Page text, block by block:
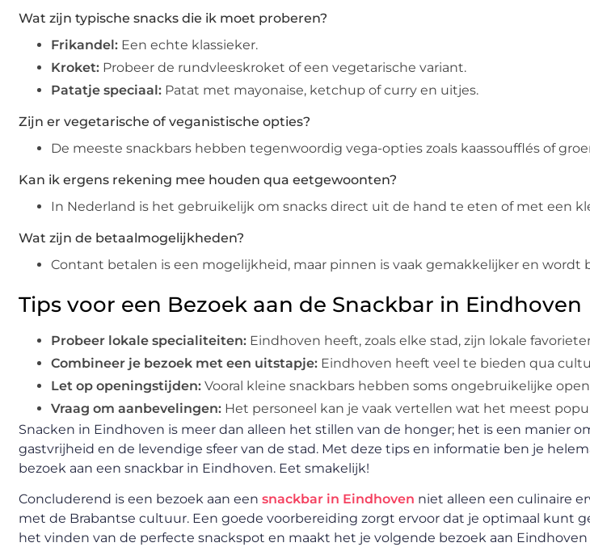
Wat zijn typische snacks die ik moet proberen?
Frikandel: Een echte klassieker.
Kroket: Probeer de rundvleeskroket of een vegetarische variant.
Patatje speciaal: Patat met mayonaise, ketchup of curry en uitjes.
Zijn er vegetarische of veganistische opties?
De meeste snackbars hebben tegenwoordig vega-opties zoals kaassoufflés of
Kan ik ergens rekening mee houden qua eetgewoonten?
In Nederland is het gebruikelijk om snacks direct uit de hand te eten of met een
Wat zijn de betaalmogelijkheden?
Contant betalen is een mogelijkheid, maar pinnen is vaak gemakkelijker en wordt
Tips voor een Bezoek aan de Snackbar in Eindhoven
Probeer lokale specialiteiten: Eindhoven heeft, zoals elke stad, zijn lokale
Combineer je bezoek met een uitstapje: Eindhoven heeft veel te bieden qua
Let op openingstijden: Vooral kleine snackbars hebben soms ongebruikelijke
Vraag om aanbevelingen: Het personeel kan je vaak vertellen wat het meest
Snacken in Eindhoven is meer dan alleen het stillen van de honger; het is een manier
gastvrijheid en de levendige sfeer van de stad. Met deze tips en informatie ben je
bezoek aan een snackbar in Eindhoven. Eet smakelijk!
Concluderend is een bezoek aan een snackbar in Eindhoven niet alleen een culinaire
met de Brabantse cultuur. Een goede voorbereiding zorgt ervoor dat je optimaal kunt
het vinden van de perfecte snackspot en maakt het je volgende bezoek aan